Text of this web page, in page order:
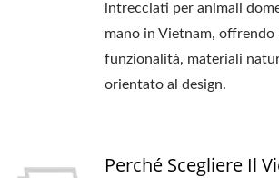
intrecciati per animali
mano in Vietnam, offrendo
funzionalità, materiali
orientato al design.
Perché Scegliere Il